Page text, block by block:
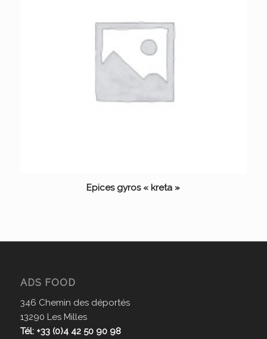
Epices gyros « kreta »
ADS FOOD
346 Chemin des déportés
13290 Les Milles
Tél: +33 (0)4 42 50 90 98